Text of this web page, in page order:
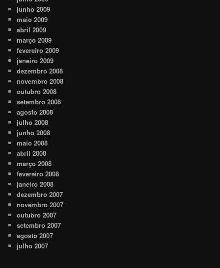
junho 2009
maio 2009
abril 2009
março 2009
fevereiro 2009
janeiro 2009
dezembro 2008
novembro 2008
outubro 2008
setembro 2008
agosto 2008
julho 2008
junho 2008
maio 2008
abril 2008
março 2008
fevereiro 2008
janeiro 2008
dezembro 2007
novembro 2007
outubro 2007
setembro 2007
agosto 2007
julho 2007